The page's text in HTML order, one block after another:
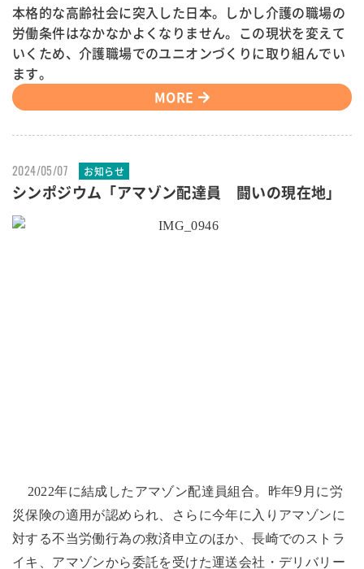
本格的な高齢社会に突入した日本。しかし介護の職場の
労働条件はなかなかよくなりません。この現状を変えて
いくため、介護職場でのユニオンづくりに取り組んでい
ます。
MORE
2024/05/07 お知らせ
シンポジウム「アマゾン配達員 闘いの現在地」
2022年に結成したアマゾン配達員組合。昨年9 月に労
災保険の適用が認められ、さらに今年に入りアマゾンに
対する不当労働行為の救済申立のほか、長崎でのストラ
イキ、アマゾンから委託を受けた運送会社・デリバリー